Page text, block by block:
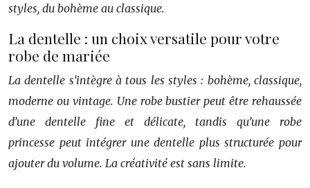
styles, du bohème au classique.
La dentelle : un choix versatile pour votre
robe de mariée
La dentelle s’intègre à tous les styles : bohème, classique,
moderne ou vintage. Une robe bustier peut être rehaussée
d’une dentelle fine et délicate, tandis qu’une robe
princesse peut intégrer une dentelle plus structurée pour
ajouter du volume. La créativité est sans limite.